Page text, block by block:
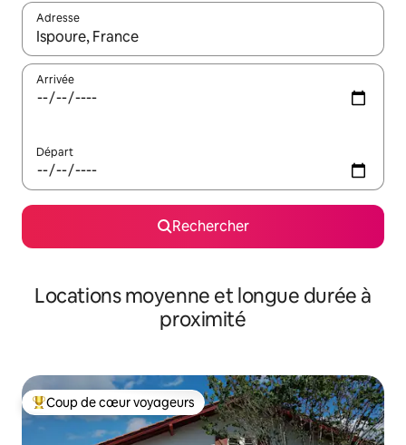
Adresse
Lorsque les résultats s'affichent, utilisez les flèches vers le
Arrivée
Départ
Rechercher
Locations moyenne et longue durée à
proximité
Coups de cœur voyageurs les plus appréciés
Coup de cœur voyageurs